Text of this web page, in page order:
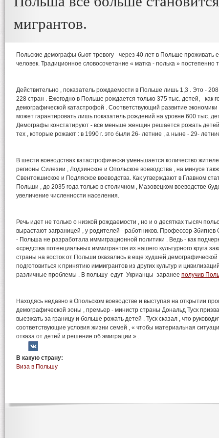
мигрантов.
Польские демографы бьют тревогу - через 40 лет в Польше проживать
человек. Традиционное словосочетание « матка - полька » постепенно
Действительно , показатель рождаемости в Польше лишь 1,3 . Это -
228 стран . Ежегодно в Польше рождается только 375 тыс. детей, - как
демографической катастрофой . Соответствующий развитие
может гарантировать лишь показатель рождений на уровне 600 тыс.
Демографы констатируют - все меньше женщин решается рожать детей
тех , которые рожают : в 1990 г. это были 26- летние , а ныне - 29-
В шести воеводствах катастрофически уменьшается количество
регионы Силезии , Лодзинское и Опольское воеводства , на минусе
Свентокшиское и Подляское воеводства. Как утверждают в Главном
Польши , до 2035 года только в столичном , Мазовецком воеводстве
увеличение численности населения.
Речь идет не только о низкой рождаемости , но и о десятках тысяч
вырастают заграницей , у родителей - работников. Профессор
- Польша не разработала иммиграционной политики . Ведь - как
«средства потенциальных иммигрантов из нашего культурного круга
страны на восток от Польши оказались в еще худшей демографической
подготовиться к принятию иммигрантов из других культур и
различные проблемы . В польшу едут Укрианцы заранее получив
Находясь недавно в Опольском воеводстве и выступая на открытии
демографической зоны , премьер - министр страны Дональд Туск
выезжать за границу и больше рожать детей . Туск сказал , что
соответствующие условия жизни семей , « чтобы материальная
отказа от детей и решение об эмиграции » .
В какую страну:
Виза в Польшу